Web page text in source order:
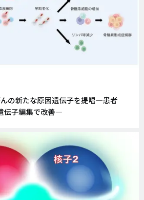
の新たな原因遺伝子を提唱―患者
伝子編集で改善―